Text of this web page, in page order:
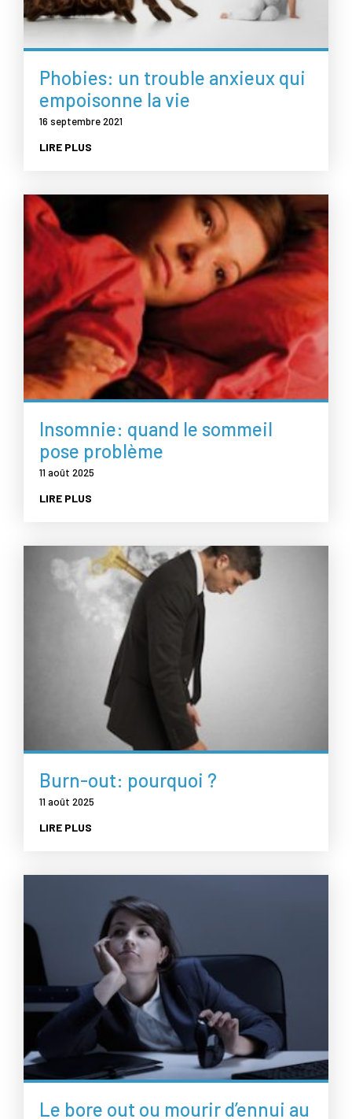
Phobies: un trouble anxieux qui
empoisonne la vie
16 septembre 2021
LIRE PLUS
Insomnie: quand le sommeil
pose problème
11 août 2025
LIRE PLUS
Burn-out: pourquoi ?
11 août 2025
LIRE PLUS
Le bore out ou mourir d’ennui au